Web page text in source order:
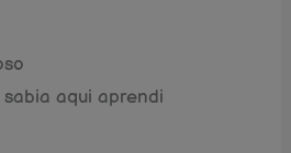
aqui aprendi